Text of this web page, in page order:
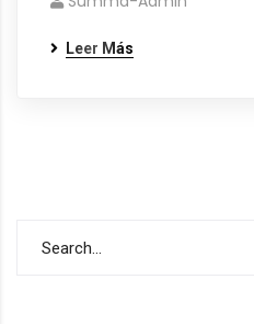
Leer Más